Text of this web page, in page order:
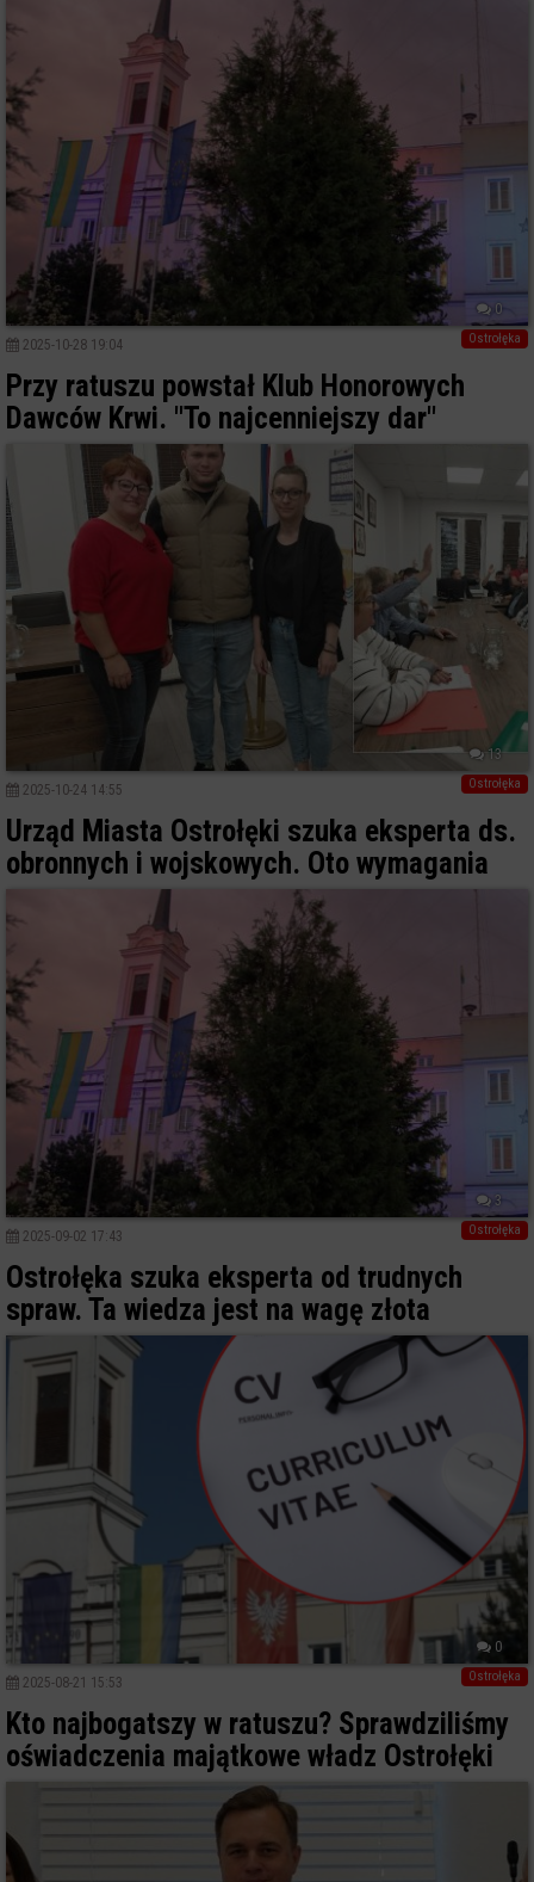
0
Ostrołęka
2025-10-28 19:04
Przy ratuszu powstał Klub Honorowych
Dawców Krwi. "To najcenniejszy dar"
13
Ostrołęka
2025-10-24 14:55
Urząd Miasta Ostrołęki szuka eksperta ds.
obronnych i wojskowych. Oto wymagania
3
Ostrołęka
2025-09-02 17:43
Ostrołęka szuka eksperta od trudnych
spraw. Ta wiedza jest na wagę złota
0
Ostrołęka
2025-08-21 15:53
Kto najbogatszy w ratuszu? Sprawdziliśmy
oświadczenia majątkowe władz Ostrołęki